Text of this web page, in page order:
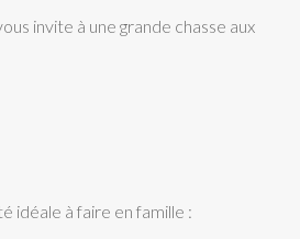
invite à une grande chasse aux
idéale à faire en famille :